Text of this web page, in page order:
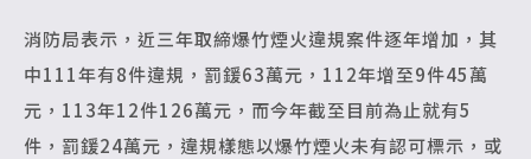
消防局表示，近三年取締爆竹煙火違規案件逐年增加，其
中111年有8件違規，罰鍰63萬元，112年增至9件45萬
元，113年12件126萬元，而今年截至目前為止就有5
件，罰鍰24萬元，違規樣態以爆竹煙火未有認可標示，或